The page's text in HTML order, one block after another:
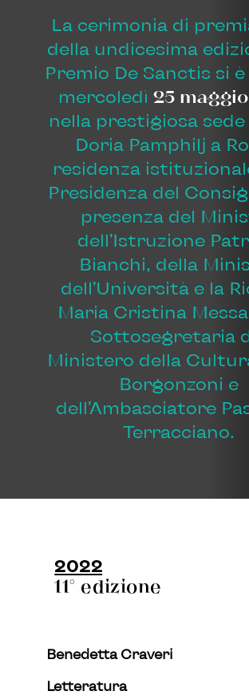
La cerimonia di
della undicesima
Premio De Sanctis si
mercoledì 25
nella prestigiosa sede
Doria Pamphilj a
residenza
Presidenza del
presenza del
dell’Istruzione
Bianchi, della
dell’Università e la
Maria Cristina
Sottosegretaria
Ministero della
Borgonzoni e
dell’Ambasciatore
Terracciano.
2022
11° edizione
Benedetta Craveri
Letteratura